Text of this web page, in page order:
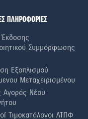
ΠΛΗΡΟΦΟΡΙΕΣ
Συμμόρφωσης
Εξοπλισμού
Μεταχειρισμένου
Αγοράς Νέου
Τιμοκατάλογοι ΛΤΠΦ